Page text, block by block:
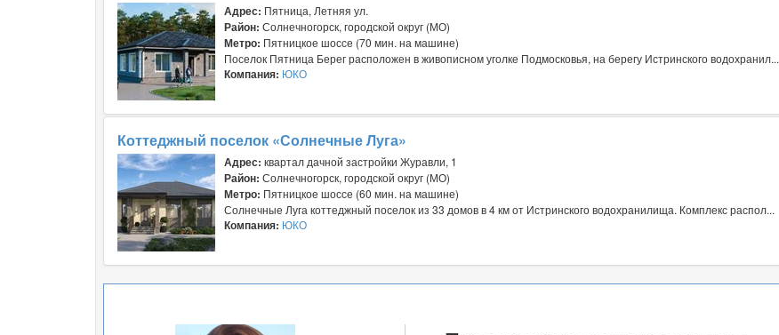
Адрес: Пятница, Летняя ул.
Район: Солнечногорск, городской округ (МО)
Метро: Пятницкое шоссе (70 мин. на машине)
Поселок Пятница Берег расположен в живописном уголке Подмосковья, на берегу Истринского водохранил...
Компания: ЮКО
Коттеджный поселок «Солнечные Луга»
Адрес: квартал дачной застройки Журавли, 1
Район: Солнечногорск, городской округ (МО)
Метро: Пятницкое шоссе (60 мин. на машине)
Солнечные Луга коттеджный поселок из 33 домов в 4 км от Истринского водохранилища. Комплекс распол...
Компания: ЮКО